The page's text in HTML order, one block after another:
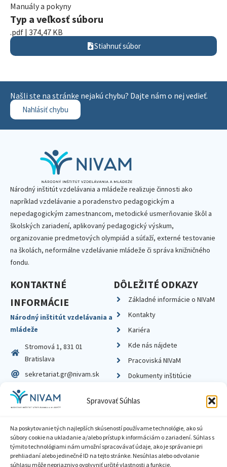
Spravovať Súhlas
Na poskytovanie tých najlepších skúseností používame technológie, ako sú
súbory cookie na ukladanie a/alebo prístup k informáciám o zariadení. Súhlas s
týmito technológiami nám umožní spracovávať údaje, ako je správanie pri
prehliadaní alebo jedinečné ID na tejto stránke. Nesúhlas alebo odvolanie
súhlasu môže nepriaznivo ovplyvniť určité vlastnosti a funkcie.
Manuály a pokyny
Typ a veľkosť súboru
.pdf | 374,47 KB
Stiahnuť súbor
Našli ste na stránke nejakú chybu? Dajte nám o nej vedieť.
Nahlásiť chybu
Národný inštitút vzdelávania a mládeže realizuje činnosti ako
napríklad vzdelávanie a poradenstvo pedagogickým a
nepedagogickým zamestnancom, metodické usmerňovanie škôl a
školských zariadení, aplikovaný pedagogický výskum,
organizovanie predmetových olympiád a súťaží, externé testovanie
na školách, neformálne vzdelávanie mládeže či správa knižničného
fondu.
KONTAKTNÉ
INFORMÁCIE
Národný inštitút vzdelávania a
mládeže
Stromová 1, 831 01
Bratislava
sekretariat.gr@nivam.sk
IČO: 00164348
DIČ: 2020798714
DÔLEŽITÉ ODKAZY
Základné informácie o NIVaM
Kontakty
Kariéra
Kde nás nájdete
Pracoviská NIVaM
Dokumenty inštitúcie
Zásady ochrany súkromia